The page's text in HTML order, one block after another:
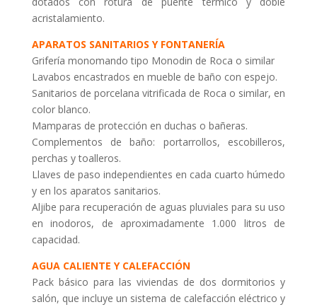
acristalamiento.
APARATOS SANITARIOS Y FONTANERÍA
Grifería monomando tipo Monodin de Roca o similar
Lavabos encastrados en mueble de baño con espejo.
Sanitarios de porcelana vitrificada de Roca o similar, en
color blanco.
Mamparas de protección en duchas o bañeras.
Complementos de baño: portarrollos, escobilleros,
perchas y toalleros.
Llaves de paso independientes en cada cuarto húmedo
y en los aparatos sanitarios.
Aljibe para recuperación de aguas pluviales para su uso
en inodoros, de aproximadamente 1.000 litros de
capacidad.
AGUA CALIENTE Y CALEFACCIÓN
Pack básico para las viviendas de dos dormitorios y
salón, que incluye un sistema de calefacción eléctrico y